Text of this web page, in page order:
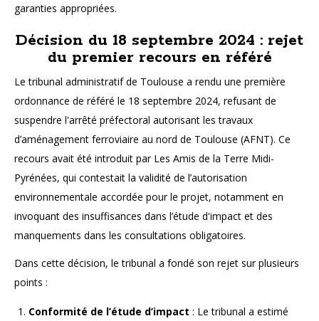
garanties appropriées.
Décision du 18 septembre 2024 : rejet
du premier recours en référé
Le tribunal administratif de Toulouse a rendu une première
ordonnance de référé le 18 septembre 2024, refusant de
suspendre l'arrêté préfectoral autorisant les travaux
d’aménagement ferroviaire au nord de Toulouse (AFNT). Ce
recours avait été introduit par Les Amis de la Terre Midi-
Pyrénées, qui contestait la validité de l’autorisation
environnementale accordée pour le projet, notamment en
invoquant des insuffisances dans l’étude d'impact et des
manquements dans les consultations obligatoires.
Dans cette décision, le tribunal a fondé son rejet sur plusieurs
points :
Conformité de l’étude d’impact : Le tribunal a estimé